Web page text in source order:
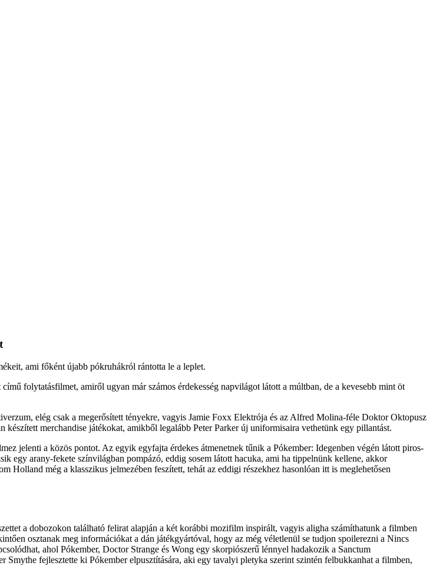
ami főként újabb pókruhákról rántotta le a leplet.
folytatásfilmet, amiről ugyan már számos érdekesség napvilágot látott a múltban, de a kevesebb mint öt
elég csak a megerősített tényekre, vagyis Jamie Foxx Elektrója és az Alfred Molina-féle Doktor Oktopusz
merchandise játékokat, amikből legalább Peter Parker új uniformisaira vethetünk egy pillantást.
jelenti a közös pontot. Az egyik egyfajta érdekes átmenetnek tűnik a Pókember: Idegenben végén látott piros-
egy arany-fekete színvilágban pompázó, eddig sosem látott hacuka, ami ha tippelnünk kellene, akkor
még a klasszikus jelmezében feszített, tehát az eddigi részekhez hasonlóan itt is meglehetősen
a dobozokon található felirat alapján a két korábbi mozifilm inspirált, vagyis aligha számíthatunk a filmben
osztanak meg információkat a dán játékgyártóval, hogy az még véletlenül se tudjon spoilerezni a Nincs
ahol Pókember, Doctor Strange és Wong egy skorpiószerű lénnyel hadakozik a Sanctum
fejlesztette ki Pókember elpusztítására, aki egy tavalyi pletyka szerint szintén felbukkanhat a filmben,